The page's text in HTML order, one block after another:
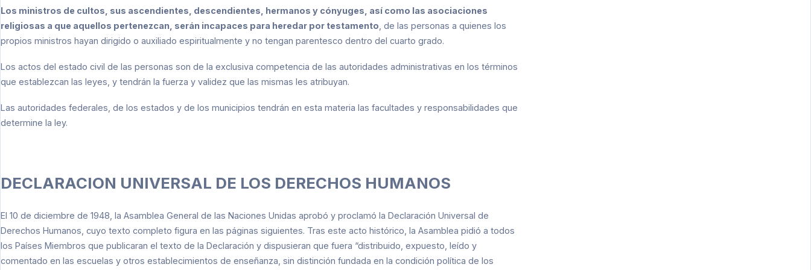
Los ministros de cultos, sus ascendientes, descendientes, hermanos y cónyuges, así como las asociaciones
religiosas a que aquellos pertenezcan, serán incapaces para heredar por testamento , de las personas a quienes los
propios ministros hayan dirigido o auxiliado espiritualmente y no tengan parentesco dentro del cuarto grado.
Los actos del estado civil de las personas son de la exclusiva competencia de las autoridades administrativas en los términos
que establezcan las leyes, y tendrán la fuerza y validez que las mismas les atribuyan.
Las autoridades federales, de los estados y de los municipios tendrán en esta materia las facultades y responsabilidades que
determine la ley.
DECLARACION UNIVERSAL DE LOS DERECHOS HUMANOS
El 10 de diciembre de 1948, la Asamblea General de las Naciones Unidas aprobó y proclamó la Declaración Universal de
Derechos Humanos, cuyo texto completo figura en las páginas siguientes. Tras este acto histórico, la Asamblea pidió a todos
los Países Miembros que publicaran el texto de la Declaración y dispusieran que fuera “distribuido, expuesto, leído y
comentado en las escuelas y otros establecimientos de enseñanza, sin distinción fundada en la condición política de los